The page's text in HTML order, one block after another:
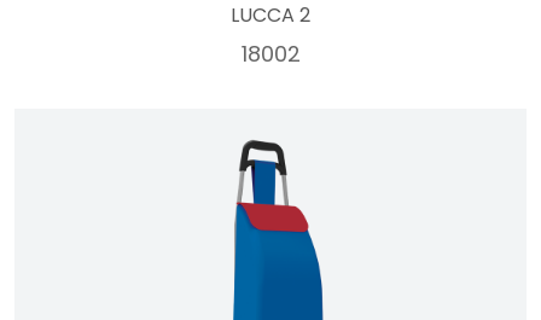
LUCCA 2
18002